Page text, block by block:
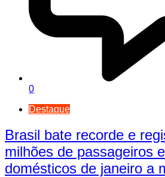
0
Destaque
Brasil bate recorde e
milhões de passageiros
domésticos de janeiro a